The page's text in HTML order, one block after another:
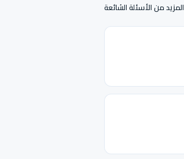
المزيد من الأسئلة الشائعة